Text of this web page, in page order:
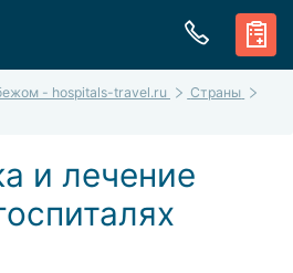
- hospitals-travel.ru
Страны
и лечение